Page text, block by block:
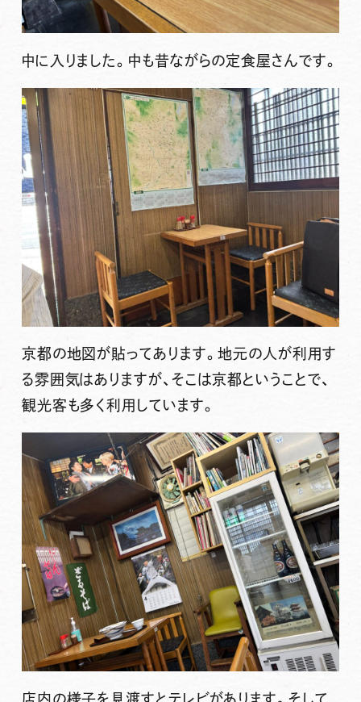
中に入りました。中も昔ながらの定食屋さんです。
京都の地図が貼ってあります。地元の人が利用す
る雰囲気はありますが、そこは京都ということで、
観光客も多く利用しています。
店内の様子を見渡すとテレビがあります。そして